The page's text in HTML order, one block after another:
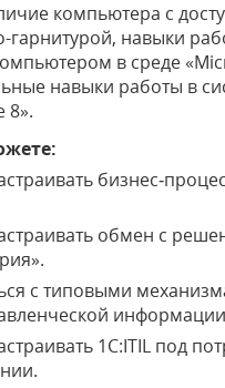
компьютера с
гарнитурой, навыки
в среде
навыки работы в
8».
обмен с
с типовыми
1С:ITIL под